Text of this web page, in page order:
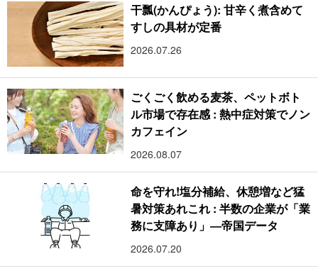
干瓢(かんぴょう): 甘辛く煮含めて
すしの具材が定番
2026.07.26
ごくごく飲める麦茶、ペットボト
ル市場で存在感 : 熱中症対策でノン
カフェイン
2026.08.07
命を守れ!塩分補給、休憩増など猛
暑対策あれこれ : 半数の企業が「業
務に支障あり」―帝国データ
2026.07.20